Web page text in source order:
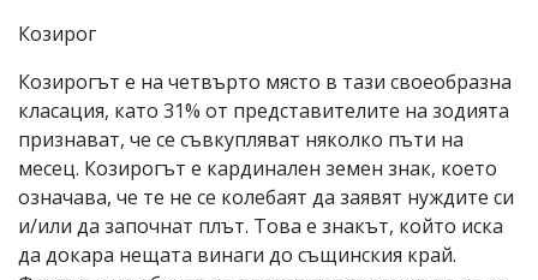
Козирог
Козирогът е на четвърто място в тази своеобразна
класация, като 31% от представителите на зодията
признават, че се съвкупляват няколко пъти на
месец. Козирогът е кардинален земен знак, което
означава, че те не се колебаят да заявят нуждите си
и/или да започнат плът. Това е знакът, който иска
да докара нещата винаги до същинския край.